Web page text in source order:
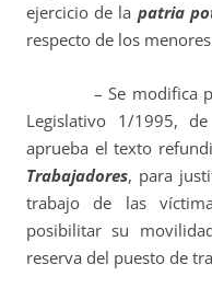
ejercicio de la patria
respecto de los
– Se modifica por
Legislativo 1/1995,
aprueba el texto
Trabajadores, para
trabajo de las
posibilitar su
reserva del puesto de